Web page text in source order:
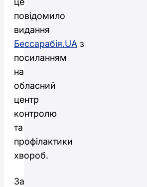
повідомило
видання
Бессарабія.UA з
посиланням
на
обласний
центр
контролю
та
профілактики
хвороб.
За